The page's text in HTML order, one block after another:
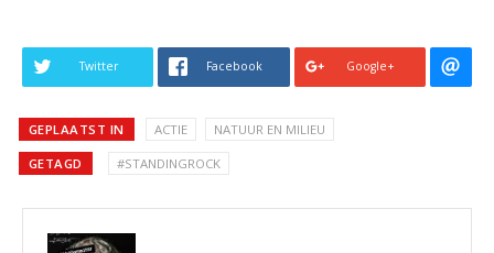
Twitter Facebook Google+
GEPLAATST IN ACTIE NATUUR EN MILIEU
GETAGD #STANDINGROCK